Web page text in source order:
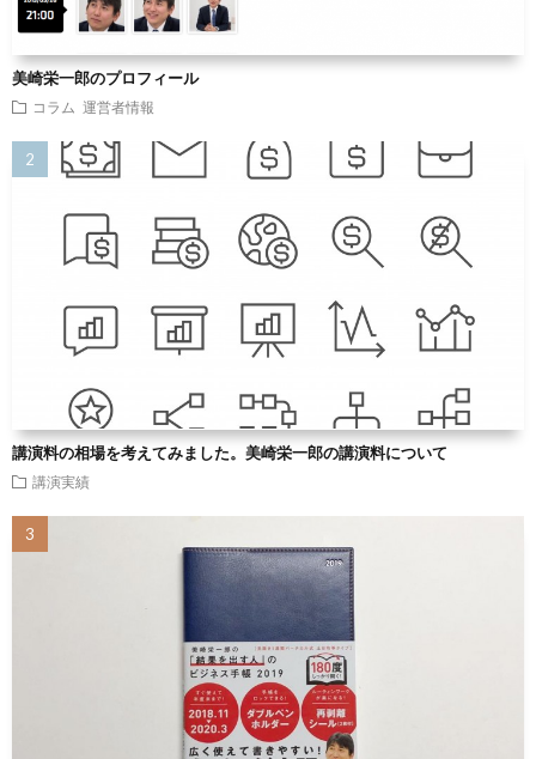
美崎栄一郎のプロフィール
コラム 運営者情報
講演料の相場を考えてみました。美崎栄一郎の講演料について
講演実績